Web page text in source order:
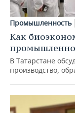
Промышленность
Как
В Татарстане
производство,